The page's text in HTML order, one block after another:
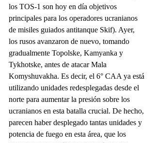
los TOS-1 son hoy en día objetivos
principales para los operadores ucranianos
de misiles guiados antitanque Skif). Ayer,
los rusos avanzaron de nuevo, tomando
gradualmente Topolske, Kamyanka y
Tykhotske, antes de atacar Mala
Komyshuvakha. Es decir, el 6° CAA ya está
utilizando unidades redesplegadas desde el
norte para aumentar la presión sobre los
ucranianos en esta batalla crucial. De hecho,
parecen haber desplegado tantas unidades y
potencia de fuego en esta área, que los